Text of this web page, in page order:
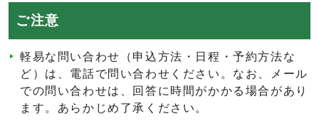
ご注意
軽易な問い合わせ（申込方法・日程・予約方法な
ど）は、電話で問い合わせください。なお、メール
での問い合わせは、回答に時間がかかる場合があり
ます。あらかじめ了承ください。